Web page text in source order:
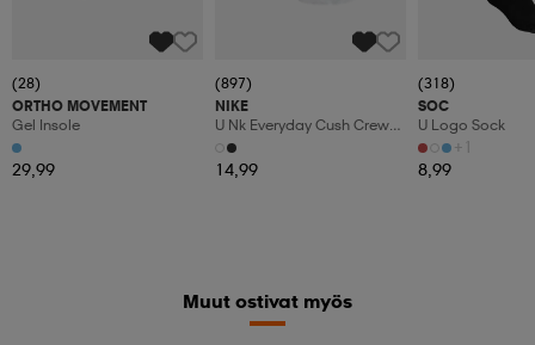
(28)
ORTHO MOVEMENT
Gel Insole
29,99
(897)
NIKE
U Nk Everyday Cush Crew
3pr
14,99
(318)
SOC
U Logo Sock
+1
8,99
Muut ostivat myös